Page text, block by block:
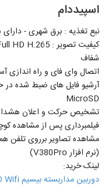
اسپیددام
نبع تغذیه : برق شهری - دارای
شفاف
اتصال وای فای و راه اندازی
MicroSD
تشخیص حرکت و اعلان هشدار
فیلمبرداری پس از مشاهده
(نرم افزار V380Pro)
لینک خرید:
دوربین مداربسته بیسیم V380 PRO Wifi